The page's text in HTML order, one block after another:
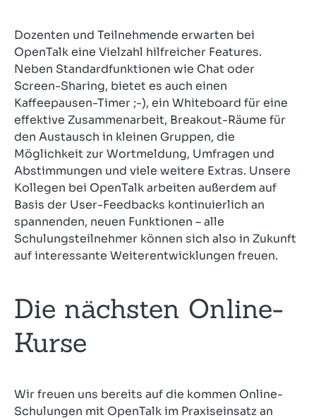
Dozenten und Teilnehmende erwarten bei
OpenTalk eine Vielzahl hilfreicher Features.
Neben Standardfunktionen wie Chat oder
Screen-Sharing, bietet es auch einen
Kaffeepausen-Timer ;-), ein Whiteboard für eine
effektive Zusammenarbeit, Breakout-Räume für
den Austausch in kleinen Gruppen, die
Möglichkeit zur Wortmeldung, Umfragen und
Abstimmungen und viele weitere Extras. Unsere
Kollegen bei OpenTalk arbeiten außerdem auf
Basis der User-Feedbacks kontinuierlich an
spannenden, neuen Funktionen – alle
Schulungsteilnehmer können sich also in Zukunft
auf interessante Weiterentwicklungen freuen.
Die nächsten Online-
Kurse
Wir freuen uns bereits auf die kommen Online-
Schulungen mit OpenTalk im Praxiseinsatz an